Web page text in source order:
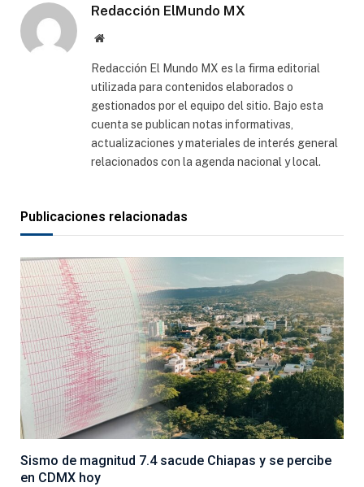
Redacción ElMundo MX
Sitio
Redacción El Mundo MX es la firma editorial
utilizada para contenidos elaborados o
gestionados por el equipo del sitio. Bajo esta
cuenta se publican notas informativas,
actualizaciones y materiales de interés general
relacionados con la agenda nacional y local.
Publicaciones relacionadas
Sismo de magnitud 7.4 sacude Chiapas y se percibe
en CDMX hoy